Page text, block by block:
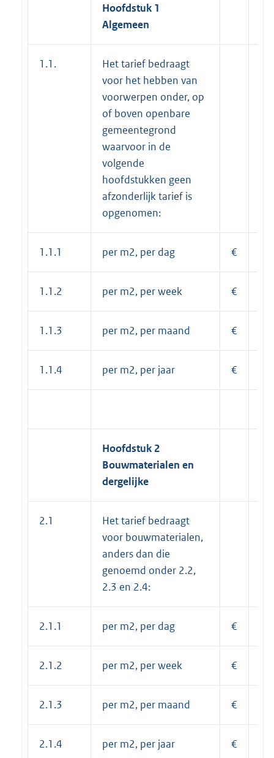
Hoofdstuk 1
Algemeen
1.1.
Het tarief bedraagt
voor het hebben van
voorwerpen onder, op
of boven openbare
gemeentegrond
waarvoor in de
volgende
hoofdstukken geen
afzonderlijk tarief is
opgenomen:
1.1.1 per m2, per dag €
1.1.2 per m2, per week €
1.1.3 per m2, per maand €
1.1.4 per m2, per jaar €
Hoofdstuk 2
Bouwmaterialen en
dergelijke
2.1
Het tarief bedraagt
voor bouwmaterialen,
anders dan die
genoemd onder 2.2,
2.3 en 2.4:
2.1.1 per m2, per dag €
2.1.2 per m2, per week €
2.1.3 per m2, per maand €
2.1.4 per m2, per jaar €